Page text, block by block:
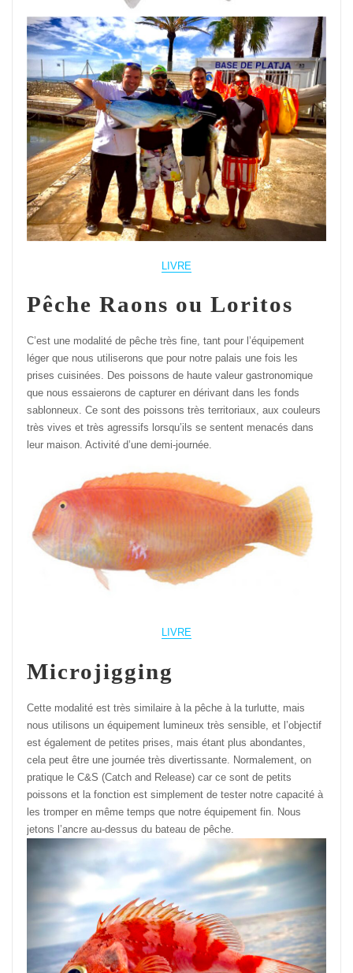
LIVRE
Pêche Raons ou Loritos
C’est une modalité de pêche très fine, tant pour l’équipement
léger que nous utiliserons que pour notre palais une fois les
prises cuisinées. Des poissons de haute valeur gastronomique
que nous essaierons de capturer en dérivant dans les fonds
sablonneux. Ce sont des poissons très territoriaux, aux couleurs
très vives et très agressifs lorsqu’ils se sentent menacés dans
leur maison. Activité d’une demi-journée.
LIVRE
Microjigging
Cette modalité est très similaire à la pêche à la turlutte, mais
nous utilisons un équipement lumineux très sensible, et l’objectif
est également de petites prises, mais étant plus abondantes,
cela peut être une journée très divertissante. Normalement, on
pratique le C&S (Catch and Release) car ce sont de petits
poissons et la fonction est simplement de tester notre capacité à
les tromper en même temps que notre équipement fin. Nous
jetons l’ancre au-dessus du bateau de pêche.